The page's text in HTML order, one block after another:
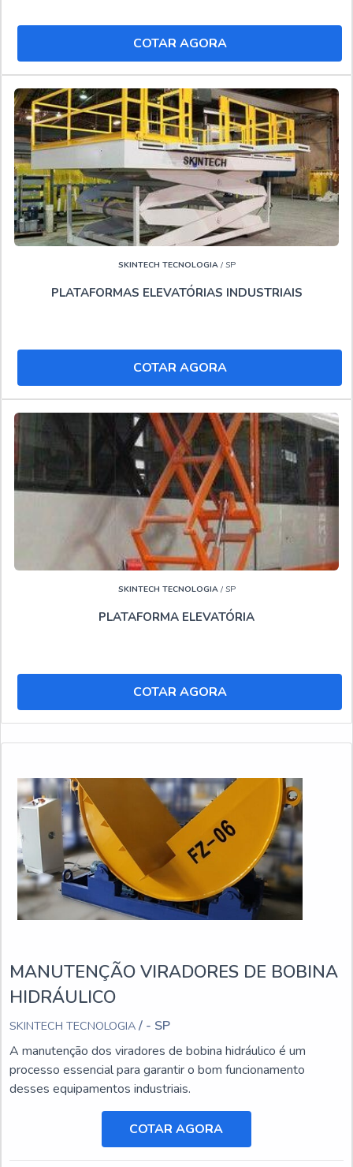
VEJA AQUI MAIS INFORMAÇÕES RELEVANTES
SOBRE O SOLUÇÕES INDUSTRIAIS:
No Soluções Industriais tem tudo que sua empresa
precisa para Aluguel de plataforma. A empresa oferece
opções como Aluguel de plataforma para trabalho em
altura e Locação de plataforma com ótima qualidade e
personalização para cada necessidade.
Venha ser mais um cliente do Soluções Industriais,
empresa que tem sido preferência no segmento por toda
seriedade e qualidade o que garante uma entrega de
Se gostou deste nosso conteúdo, não deixe de ver outras
Locação de plataforma elevatória tipo tesoura
Locação de pta
Locadora de plataforma elevatória
Locar plataformas aéreas
COTAR AGORA
SKINTECH TECNOLOGIA/ SP
PLATAFORMAS ELEVATÓRIAS INDUSTRIAIS
COTAR AGORA
SKINTECH TECNOLOGIA/ SP
PLATAFORMA ELEVATÓRIA
COTAR AGORA
MANUTENÇÃO VIRADORES DE BOBINA
HIDRÁULICO
SKINTECH TECNOLOGIA / - SP
A manutenção dos viradores de bobina hidráulico é um
processo essencial para garantir o bom funcionamento
desses equipamentos industriais.
COTAR AGORA